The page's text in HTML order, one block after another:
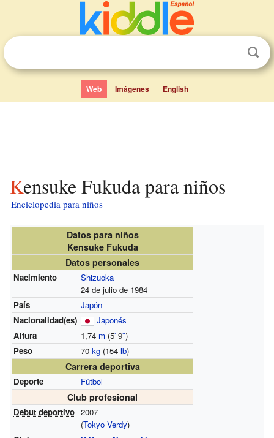
Web Imágenes English
Kensuke Fukuda para niños
Enciclopedia para niños
Datos para niños
Kensuke Fukuda
Datos personales
Nacimiento
Shizuoka
24 de julio de 1984
País
Japón
Nacionalidad(es)
Japonés
Altura
1,74 m (5′9″)
Peso
70 kg(154 lb)
Carrera deportiva
Deporte Fútbol
Club profesional
Debut deportivo 2007
(Tokyo Verdy)